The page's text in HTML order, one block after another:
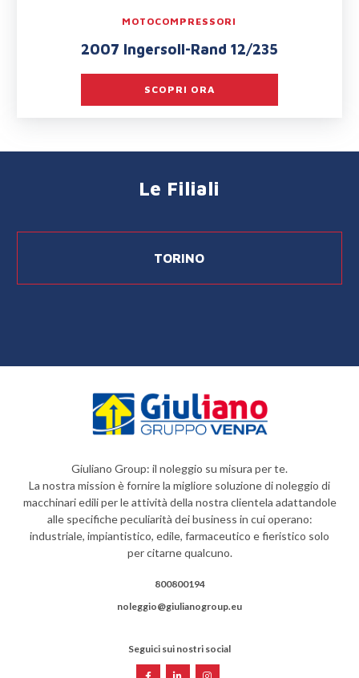
MOTOCOMPRESSORI
2007 Ingersoll-Rand 12/235
SCOPRI ORA
Le Filiali
TORINO
Giuliano Group: il noleggio su misura per te.
La nostra mission è fornire la migliore soluzione di noleggio di
macchinari edili per le attività della nostra clientela adattandole
alle specifiche peculiarità dei business in cui operano:
industriale, impiantistico, edile, farmaceutico e fieristico solo
per citarne qualcuno.
800800194
noleggio@giulianogroup.eu
Seguici sui nostri social